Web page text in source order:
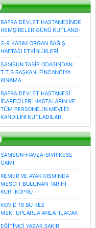
BAFRA DEVLET HASTANESİNDE
HEMŞİRELER GÜNÜ KUTLANDI
3-9 KASIM ORGAN BAĞIŞ
HAFTASI ETKİNLİKLERİ
SAMSUN TABİP ODASINDAN
T.T.B BAŞKANI FİNCANCIYA
KINAMA
BAFRA DEVLET HASTANESİ
İDARECİLERİ HASTALARIN VE
TÜM PERSONELİN MEVLİD
KANDİLİNİ KUTLADILAR
SAMSUN-HAVZA-SİVRİKESE
CAMİ
KEMER VE AYAK KISMINDA
MESCİT BULUNAN TARİHİ
KURTKÖPRÜ
KOVİD 19 BU KEZ
MEKTUPLARLA ANLATILACAK
EĞİTİMCİ YAZAR ŞAKİR